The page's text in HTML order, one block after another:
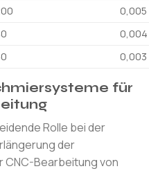
0,005
0,004
0,003
für
Rolle bei der
der
CNC-Bearbeitung von